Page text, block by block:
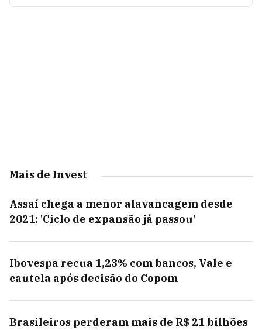
Mais de Invest
Assaí chega a menor alavancagem desde
2021: 'Ciclo de expansão já passou'
Ibovespa recua 1,23% com bancos, Vale e
cautela após decisão do Copom
Brasileiros perderam mais de R$ 21 bilhões